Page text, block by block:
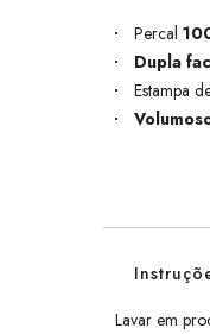
Percal
Dupla
Estampa
Lavar em